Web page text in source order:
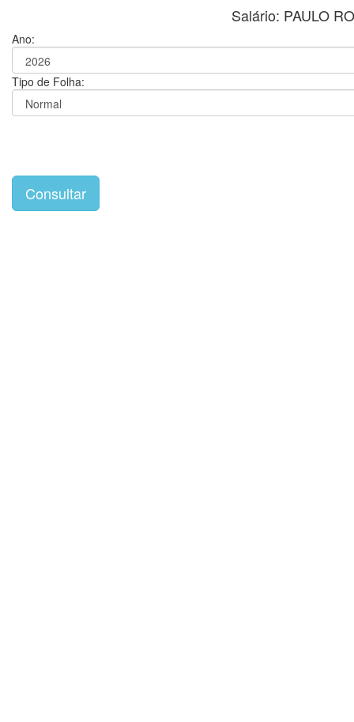
Salário: PAULO
Ano:
Tipo de Folha: